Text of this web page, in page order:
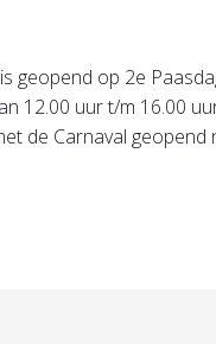
geopend op 2e
12.00 uur t/m 16.00
de Carnaval